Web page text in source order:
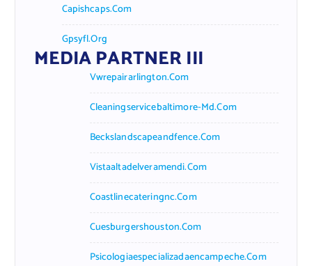
Capishcaps.com
Gpsyfl.org
MEDIA PARTNER III
Vwrepairarlington.com
Cleaningservicebaltimore-Md.com
Beckslandscapeandfence.com
Vistaaltadelveramendi.com
Coastlinecateringnc.com
Cuesburgershouston.com
Psicologiaespecializadaencampeche.com